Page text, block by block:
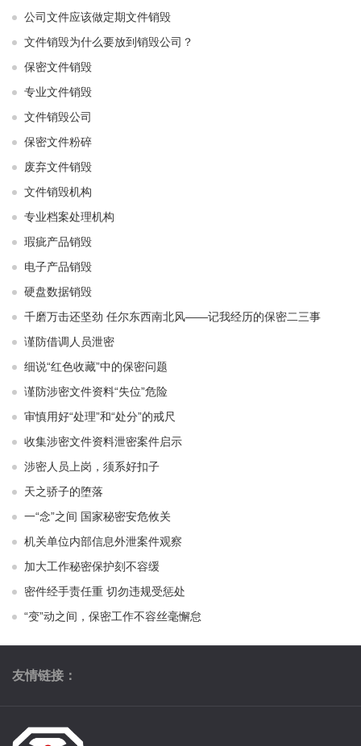
公司文件应该做定期文件销毁
文件销毁为什么要放到销毁公司？
保密文件销毁
专业文件销毁
文件销毁公司
保密文件粉碎
废弃文件销毁
文件销毁机构
专业档案处理机构
瑕疵产品销毁
电子产品销毁
硬盘数据销毁
千磨万击还坚劲 任尔东西南北风——记我经历的保密二三事
谨防借调人员泄密
细说“红色收藏”中的保密问题
谨防涉密文件资料“失位”危险
审慎用好“处理”和“处分”的戒尺
收集涉密文件资料泄密案件启示
涉密人员上岗，须系好扣子
天之骄子的堕落
一“念”之间 国家秘密安危攸关
机关单位内部信息外泄案件观察
加大工作秘密保护刻不容缓
密件经手责任重 切勿违规受惩处
“变”动之间，保密工作不容丝毫懈怠
友情链接：